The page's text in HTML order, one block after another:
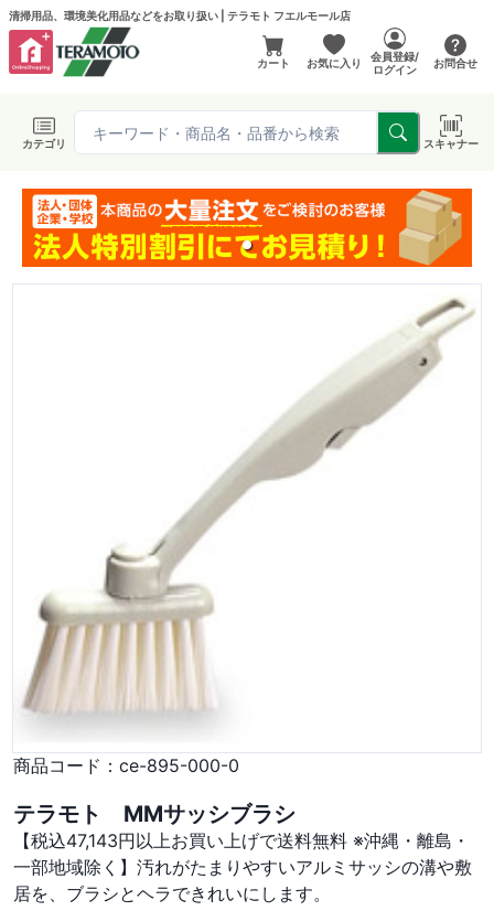
清掃用品、環境美化用品などをお取り扱い | テラモト フエルモール店
カート お気に入り
会員登録/
ログイン
お問合せ
カテゴリ スキャナー
商品コード： ce-895-000-0
テラモト MMサッシブラシ
【税込47,143円以上お買い上げで送料無料 ※沖縄・離島・
一部地域除く】汚れがたまりやすいアルミサッシの溝や敷
居を、ブラシとヘラできれいにします。